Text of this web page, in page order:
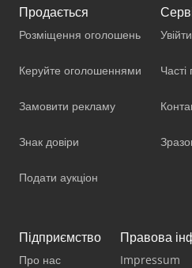
Продається
Розміщення оголошень
Керуйте оголошеннями
Замовити рекламу
Знак довіри
Подати аукціон
Увійти
Підприємство
Про нас
Правова
Impressum